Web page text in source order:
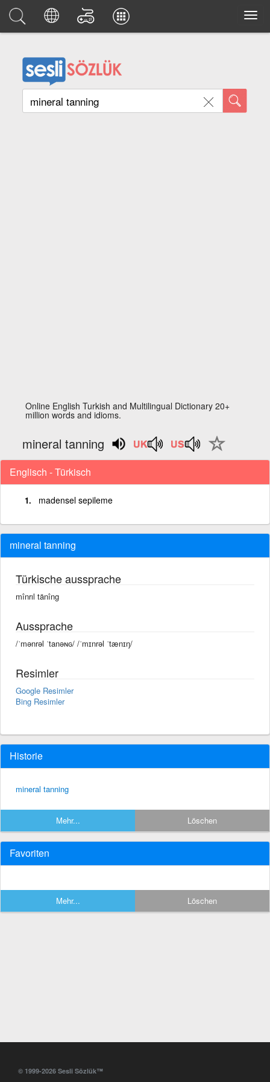
Online English Turkish and Multilingual Dictionary 20+
million words and idioms.
mineral tanning
Englisch - Türkisch
madensel sepileme
mineral tanning
Türkische aussprache
mînrıl tänîng
Aussprache
/ˈmənrəl ˈtanəɴɢ/ /ˈmɪnrəl ˈtænɪŋ/
Resimler
Google Resimler
Bing Resimler
Historie
mineral tanning
Mehr... Löschen
Favoriten
Mehr... Löschen
© 1999-2026 Sesli Sözlük™